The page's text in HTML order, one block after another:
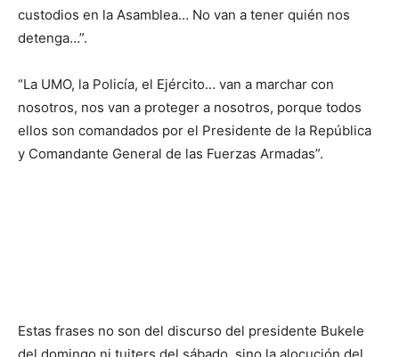
custodios en la Asamblea… No van a tener quién nos
detenga…”.
“La UMO, la Policía, el Ejército… van a marchar con
nosotros, nos van a proteger a nosotros, porque todos
ellos son comandados por el Presidente de la República
y Comandante General de las Fuerzas Armadas”.
Estas frases no son del discurso del presidente Bukele